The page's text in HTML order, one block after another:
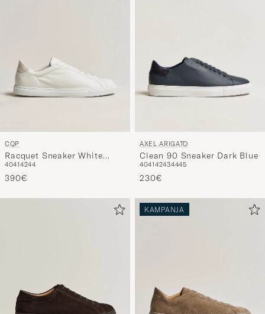
Racquet Sneaker White
Leather
40414244
Clean 90 Sneaker Dark Blue
404142 4344 45
KAMPANJA